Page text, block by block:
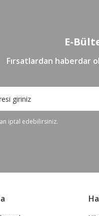
E-
Fırsatlardan haberdar
iptal edebilirsiniz.